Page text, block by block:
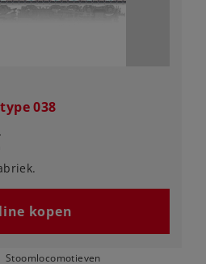
038
kopen
Stoomlocomotieven